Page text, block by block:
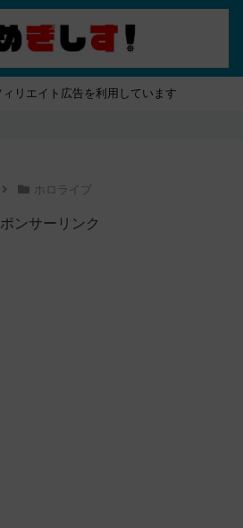
リエイト広告を利用しています
ホロライブ
ンサーリンク